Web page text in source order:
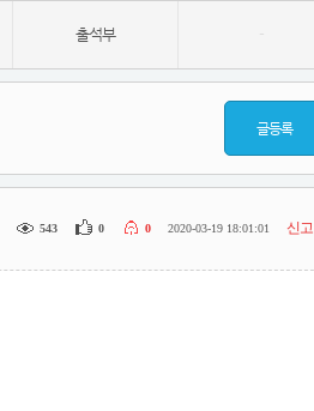
출석부 -
글등록
543 0 0 2020-03-19 18:01:01 신고